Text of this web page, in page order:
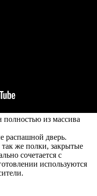
из массива
распашной дверь.
так же полки, закрытые
сочетается с
используются